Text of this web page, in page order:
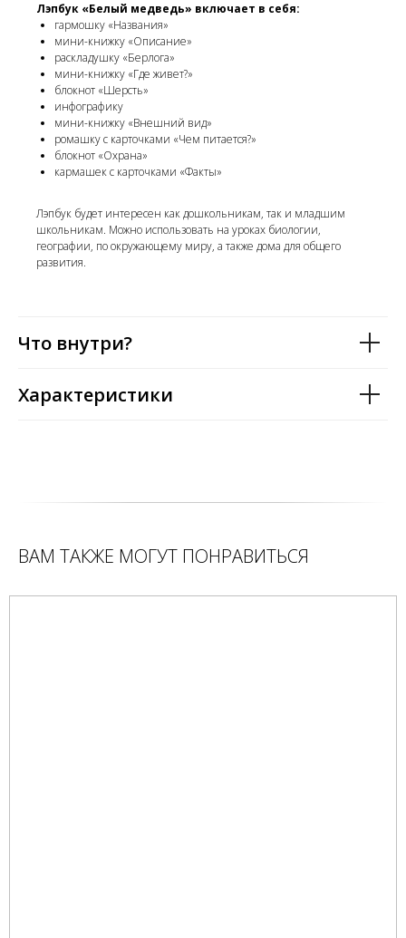
Лэпбук «Белый медведь» включает в себя:
гармошку «Названия»
мини-книжку «Описание»
раскладушку «Берлога»
мини-книжку «Где живет?»
блокнот «Шерсть»
инфографику
мини-книжку «Внешний вид»
ромашку с карточками «Чем питается?»
блокнот «Охрана»
кармашек с карточками «Факты»
Лэпбук будет интересен как дошкольникам, так и младшим
школьникам. Можно использовать на уроках биологии,
географии, по окружающему миру, а также дома для общего
развития.
Что внутри?
Характеристики
ВАМ ТАКЖЕ МОГУТ ПОНРАВИТЬСЯ